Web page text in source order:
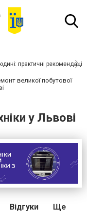
практичні рекомендації
великої побутової
у Львові
Відгуки Ще